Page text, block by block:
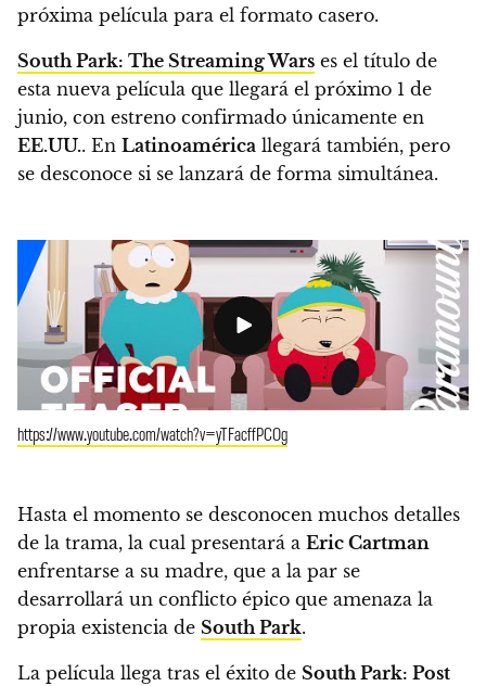
próxima película para el formato casero.
South Park: The Streaming Wars es el título de
esta nueva película que llegará el próximo 1 de
junio, con estreno confirmado únicamente en
EE.UU.. En Latinoamérica llegará también, pero
se desconoce si se lanzará de forma simultánea.
https://www.youtube.com/watch?v=yTFacffPCOg
Hasta el momento se desconocen muchos detalles
de la trama, la cual presentará a Eric Cartman
enfrentarse a su madre, que a la par se
desarrollará un conflicto épico que amenaza la
propia existencia de South Park.
La película llega tras el éxito de South Park: Post